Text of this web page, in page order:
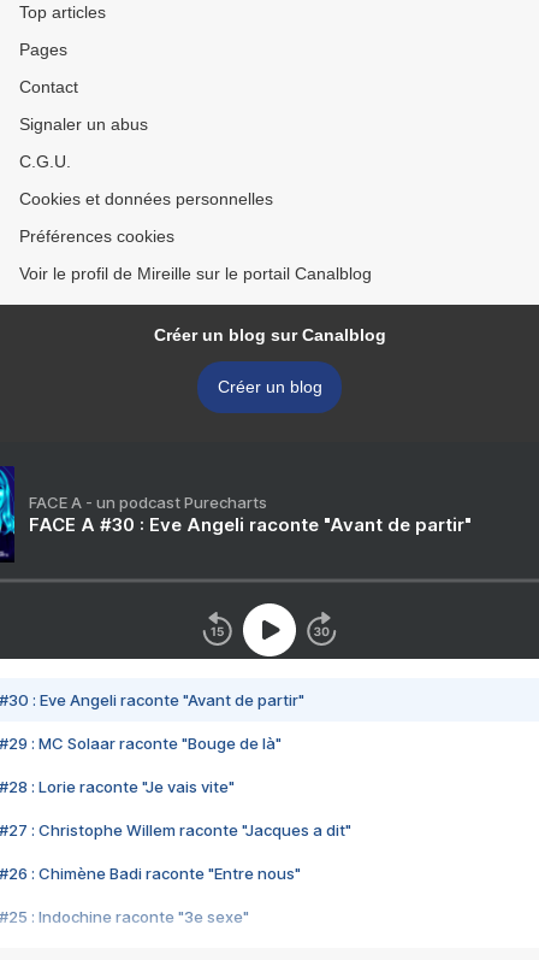
Top articles
Pages
Contact
Signaler un abus
C.G.U.
Cookies et données personnelles
Préférences cookies
Voir le profil de Mireille sur le portail Canalblog
Créer un blog sur Canalblog
Créer un blog
FACE A - un podcast Purecharts
FACE A #30 : Eve Angeli raconte "Avant de partir"
#30 : Eve Angeli raconte "Avant de partir"
#29 : MC Solaar raconte "Bouge de là"
#28 : Lorie raconte "Je vais vite"
#27 : Christophe Willem raconte "Jacques a dit"
#26 : Chimène Badi raconte "Entre nous"
#25 : Indochine raconte "3e sexe"